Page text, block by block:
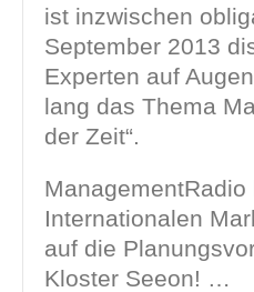
ist inzwischen
September 2013
Experten auf
lang das Thema
der Zeit“.
Internationalen
auf die
Kloster Seeon! …